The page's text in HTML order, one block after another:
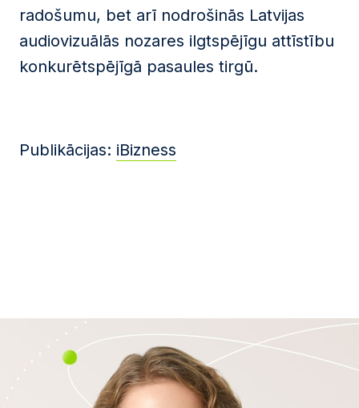
radošumu, bet arī nodrošinās Latvijas
audiovizuālās nozares ilgtspējīgu attīstību
konkurētspējīgā pasaules tirgū.
Publikācijas: iBizness